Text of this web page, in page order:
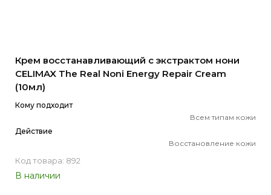
Крем восстанавливающий с экстрактом нони
CELIMAX The Real Noni Energy Repair Cream
(10мл)
Кому подходит
Всем типам кожи
Действие
Восстановление кожи
Код товара: 892
В наличии